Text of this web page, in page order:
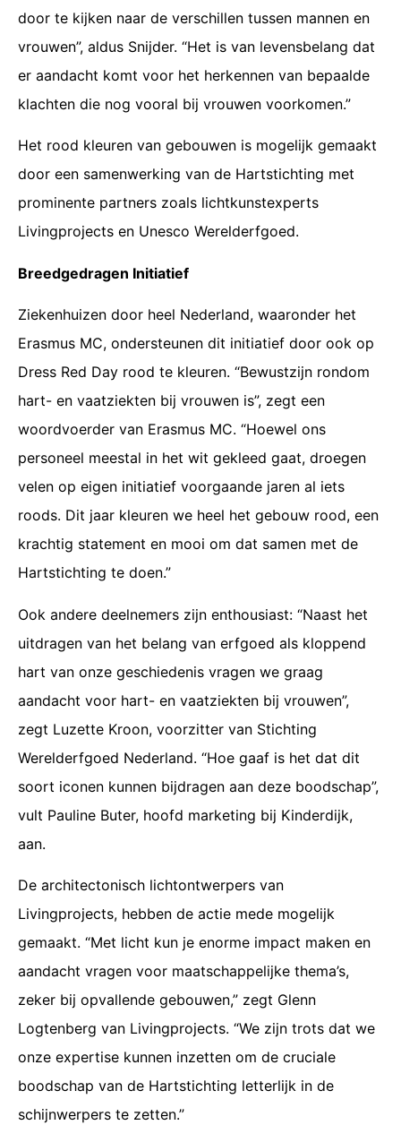
door te kijken naar de verschillen tussen mannen en
vrouwen”, aldus Snijder. “Het is van levensbelang dat
er aandacht komt voor het herkennen van bepaalde
klachten die nog vooral bij vrouwen voorkomen.”
Het rood kleuren van gebouwen is mogelijk gemaakt
door een samenwerking van de Hartstichting met
prominente partners zoals lichtkunstexperts
Livingprojects en Unesco Werelderfgoed.
Breedgedragen Initiatief
Ziekenhuizen door heel Nederland, waaronder het
Erasmus MC, ondersteunen dit initiatief door ook op
Dress Red Day rood te kleuren. “Bewustzijn rondom
hart- en vaatziekten bij vrouwen is”, zegt een
woordvoerder van Erasmus MC. “Hoewel ons
personeel meestal in het wit gekleed gaat, droegen
velen op eigen initiatief voorgaande jaren al iets
roods. Dit jaar kleuren we heel het gebouw rood, een
krachtig statement en mooi om dat samen met de
Hartstichting te doen.”
Ook andere deelnemers zijn enthousiast: “Naast het
uitdragen van het belang van erfgoed als kloppend
hart van onze geschiedenis vragen we graag
aandacht voor hart- en vaatziekten bij vrouwen”,
zegt Luzette Kroon, voorzitter van Stichting
Werelderfgoed Nederland. “Hoe gaaf is het dat dit
soort iconen kunnen bijdragen aan deze boodschap”,
vult Pauline Buter, hoofd marketing bij Kinderdijk,
aan.
De architectonisch lichtontwerpers van
Livingprojects, hebben de actie mede mogelijk
gemaakt. “Met licht kun je enorme impact maken en
aandacht vragen voor maatschappelijke thema’s,
zeker bij opvallende gebouwen,” zegt Glenn
Logtenberg van Livingprojects. “We zijn trots dat we
onze expertise kunnen inzetten om de cruciale
boodschap van de Hartstichting letterlijk in de
schijnwerpers te zetten.”